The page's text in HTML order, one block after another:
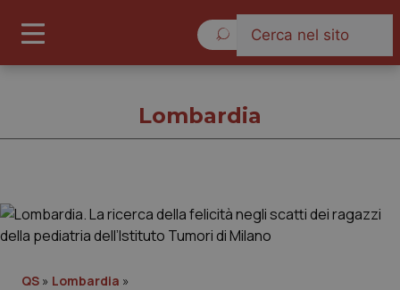
Lombardia
QS » Lombardia »